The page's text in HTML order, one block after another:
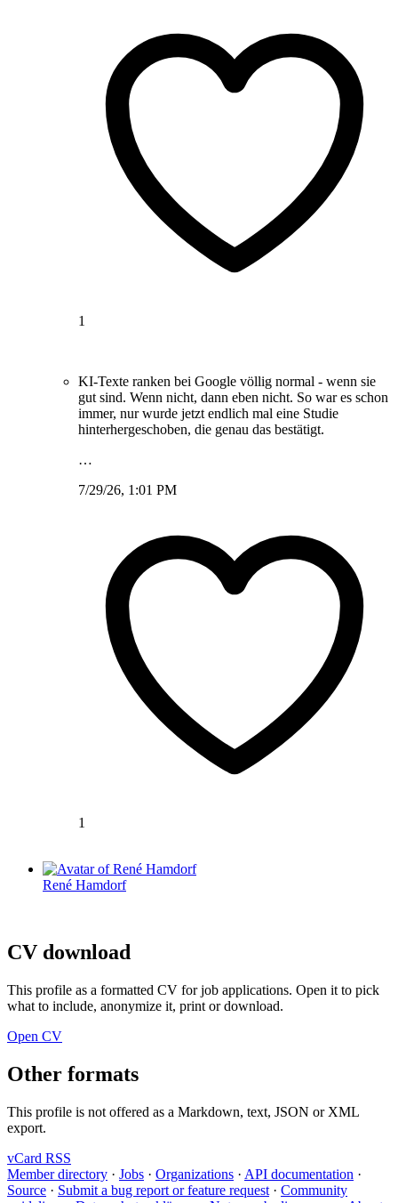
1
KI-Texte ranken bei Google völlig normal - wenn sie
gut sind. Wenn nicht, dann eben nicht. So war es schon
immer, nur wurde jetzt endlich mal eine Studie
hinterhergeschoben, die genau das bestätigt.
…
7/29/26, 1:01 PM
1
René Hamdorf
CV download
This profile as a formatted CV for job applications. Open it to pick
what to include, anonymize it, print or download.
Open CV
Other formats
This profile is not offered as a Markdown, text, JSON or XML
export.
vCard RSS
Member directory · Jobs · Organizations · API documentation ·
Source · Submit a bug report or feature request · Community